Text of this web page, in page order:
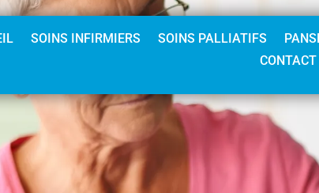
SOINS INFIRMIERS SOINS PALLIATIFS
CONTACT